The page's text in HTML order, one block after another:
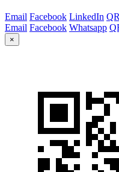
Email Facebook LinkedIn
Email Facebook Whatsapp
×